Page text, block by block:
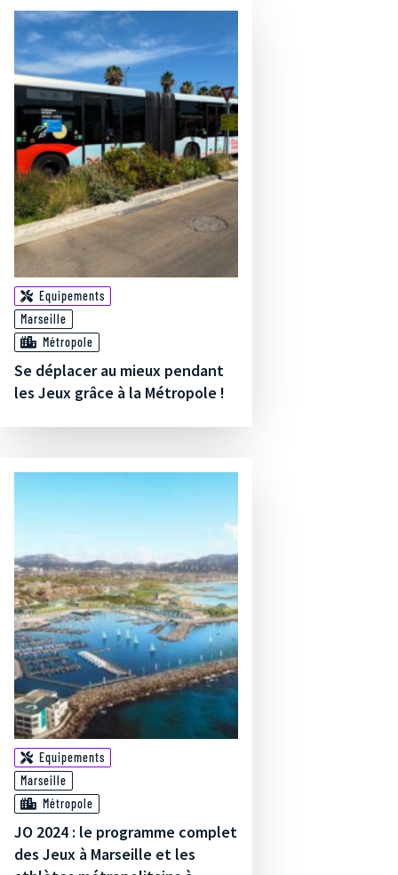
Equipements
Marseille
Métropole
Se déplacer au mieux pendant
les Jeux grâce à la Métropole !
Equipements
Marseille
Métropole
JO 2024 : le programme complet
des Jeux à Marseille et les